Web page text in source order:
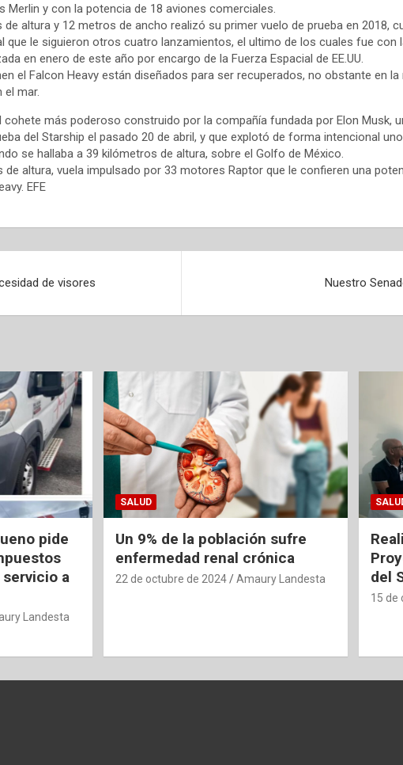
Merlin y con la potencia de 18 aviones comerciales.
altura y 12 metros de ancho realizó su primer vuelo de prueba en 2018,
que le siguieron otros cuatro lanzamientos, el ultimo de los cuales fue con
en enero de este año por encargo de la Fuerza Espacial de EE.UU.
el Falcon Heavy están diseñados para ser recuperados, no obstante en la
el mar.
cohete más poderoso construido por la compañía fundada por Elon Musk,
del Starship el pasado 20 de abril, y que explotó de forma intencional
se hallaba a 39 kilómetros de altura, sobre el Golfo de México.
de altura, vuela impulsado por 33 motores Raptor que le confieren una
EFE
de visores Nuestro
pide
servicio a
Landesta
SALUD
Un 9% de la población sufre
enfermedad renal crónica
22 de octubre de 2024 Amaury Landesta
del
15 de